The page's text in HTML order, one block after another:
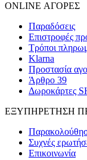
ONLINE ΑΓΟΡΕΣ
Παραδόσεις
Επιστροφές
Τρόποι
Klarna
Προστασία
Άρθρο 39
Δωροκάρτες
ΕΞΥΠΗΡΕΤΗΣΗ
Συχνές
Επικοινωνία